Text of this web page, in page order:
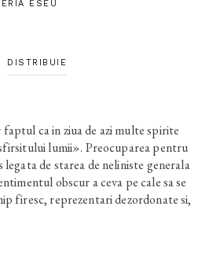
ESEU
DISTRIBUIE
ca in ziua de azi multe spirite
lumii». Preocuparea pentru
de starea de neliniste generala
obscur a ceva pe cale sa se
firesc, reprezentari dezordonate si,
lumii» in sensul total pe
unei lumi, adica al unei epoci